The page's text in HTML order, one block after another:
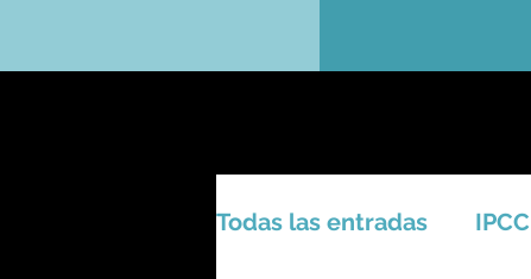
Todas las entradas IPCC